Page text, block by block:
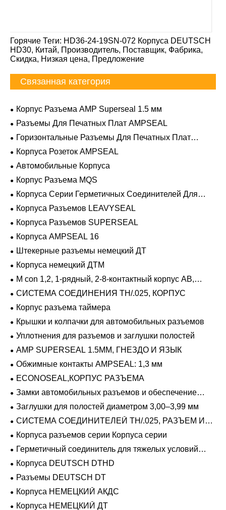
Горячие Теги: HD36-24-19SN-072 Корпуса DEUTSCH
HD30, Китай, Производитель, Поставщик, Фабрика,
Скидка, Низкая цена, Предложение
Связанная категория
Корпус Разъема AMP Superseal 1.5 мм
Разъемы Для Печатных Плат AMPSEAL
Горизонтальные Разъемы Для Печатных Плат
AMPSEAL
Корпуса Розеток AMPSEAL
Автомобильные Корпуса
Корпус Разъема MQS
Корпуса Серии Герметичных Соединителей Для
Тяжелых Условий Эксплуатации
Корпуса Разъемов LEAVYSEAL
Корпуса Разъемов SUPERSEAL
Корпуса AMPSEAL 16
Штекерные разъемы немецкий ДТ
Корпуса немецкий ДТМ
M con 1,2, 1-рядный, 2-8-контактный корпус AB,
герметичный
СИСТЕМА СОЕДИНЕНИЯ TH/.025, КОРПУС
Корпус разъема таймера
Крышки и колпачки для автомобильных разъемов
Уплотнения для разъемов и заглушки полостей
AMP SUPERSEAL 1.5MM, ГНЕЗДО И ЯЗЫК
Обжимные контакты AMPSEAL: 1,3 мм
ECONOSEAL,КОРПУС РАЗЪЕМА
Замки автомобильных разъемов и обеспечение
положения
Заглушки для полостей диаметром 3,00–3,99 мм
СИСТЕМА СОЕДИНИТЕЛЕЙ TH/.025, РАЗЪЕМ И
ВКЛАДЫШ
Корпуса разъемов серии Корпуса серии
Герметичный соединитель для тяжелых условий
эксплуатации Фиксирующие направляющие серии
Корпуса DEUTSCH DTHD
Разъемы DEUTSCH DT
Корпуса НЕМЕЦКИЙ АКДС
Корпуса НЕМЕЦКИЙ ДТ